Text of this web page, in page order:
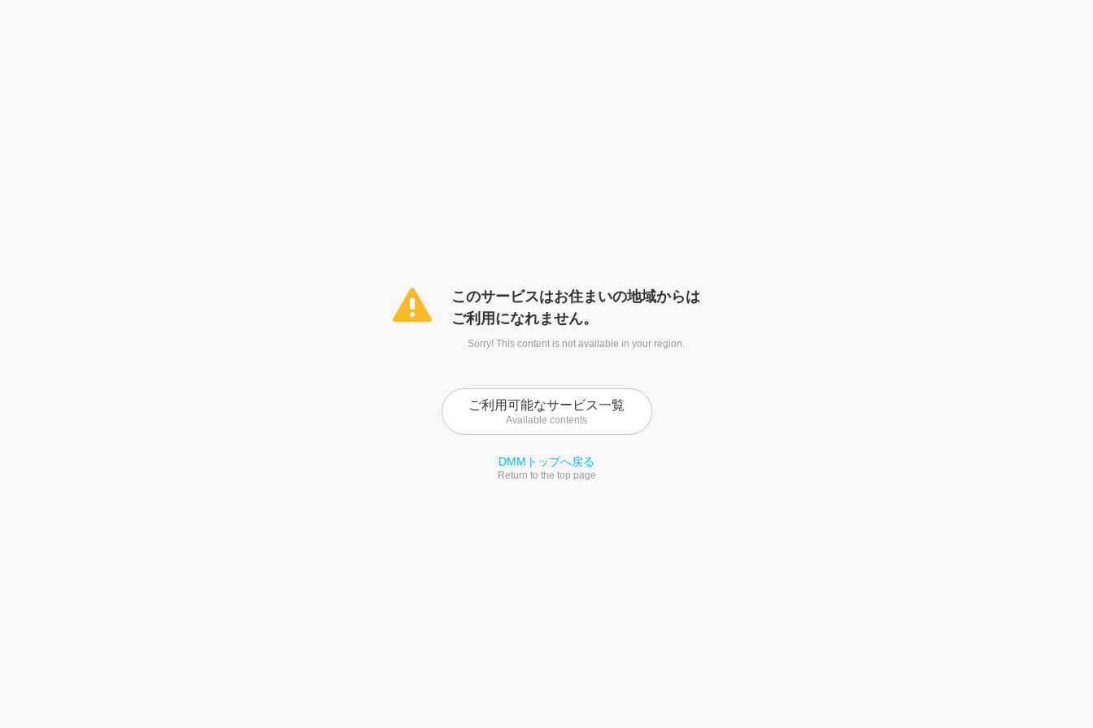
このサービスはお住まいの地域からは
ご利用になれません。
Sorry! This content is not available in your region.
ご利用可能なサービス一覧
Available contents
DMMトップへ戻る
Return to the top page